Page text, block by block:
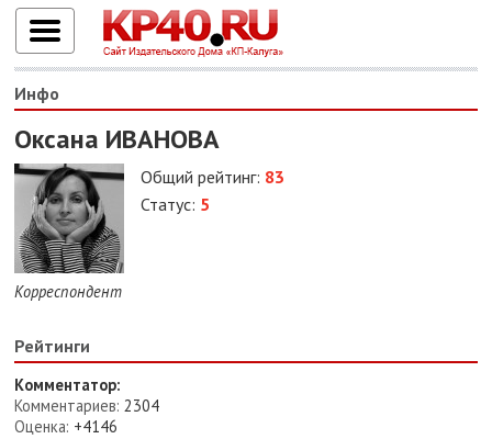
Инфо
Оксана ИВАНОВА
Общий рейтинг: 83
Статус: 5
Корреспондент
Рейтинги
Комментатор:
Комментариев: 2304
Оценка: +4146